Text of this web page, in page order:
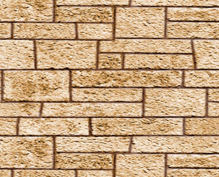
Lacarnum Inflamari
Langlock
Legilimens
Levicorpus
Locomotor Wibbly
Magicus Extremos
Melofors
Mimblewimble
Morsmordre
Mucus ad Nauseam
Mutatio Skullus
Obliviate
Obscuro
Oppugno
Orbis
Oscausi
Petrificus Totalus
Pfefferatem
Piertotum Locomotor
Prior Incantato
Priori Incantatem
Reductio
Reducto
Rictusempra